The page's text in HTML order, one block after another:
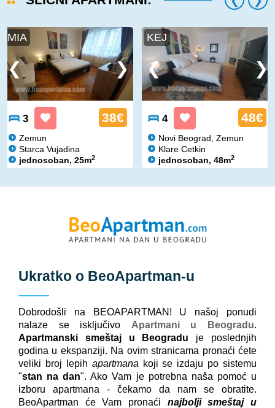
MIA
3 38€
Zemun
Starca Vujadina
jednosoban, 25m2
KEJ
4 48€
Novi Beograd, Zemun
Klare Cetkin
jednosoban, 48m2
Ukratko o BeoApartman-u
Dobrodošli na BEOAPARTMAN! U našoj ponudi
nalaze se isključivo Apartmani u Beogradu.
Apartmanski smeštaj u Beogradu je poslednjih
godina u ekspanziji. Na ovim stranicama pronaći ćete
veliki broj lepih apartmana koji se izdaju po sistemu
"stan na dan". Ako Vam je potrebna naša pomoć u
izboru apartmana - čekamo da nam se obratite.
BeoApartman će Vam pronaći najbolji smeštaj u